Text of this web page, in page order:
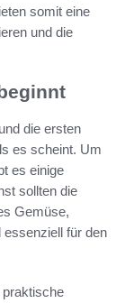
somit eine
und die
die ersten
es scheint. Um
es einige
sollten die
Gemüse,
essenziell für den
praktische